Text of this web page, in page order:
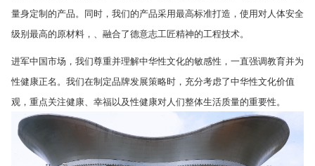
量身定制的产品。同时，我们的产品采用最高标准打造，使用对人体安全
级别最高的原材料，、融合了德意志工匠精神的工程技术。
进军中国市场，我们尊重并理解中华性文化的敏感性，一直强调教育并为
性健康正名。我们在制定品牌发展策略时，充分考虑了中华性文化价值
观，重点关注健康、幸福以及性健康对人们整体生活质量的重要性。